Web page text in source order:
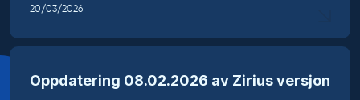
20/03/2026
Oppdatering 08.02.2026 av Zirius versjon